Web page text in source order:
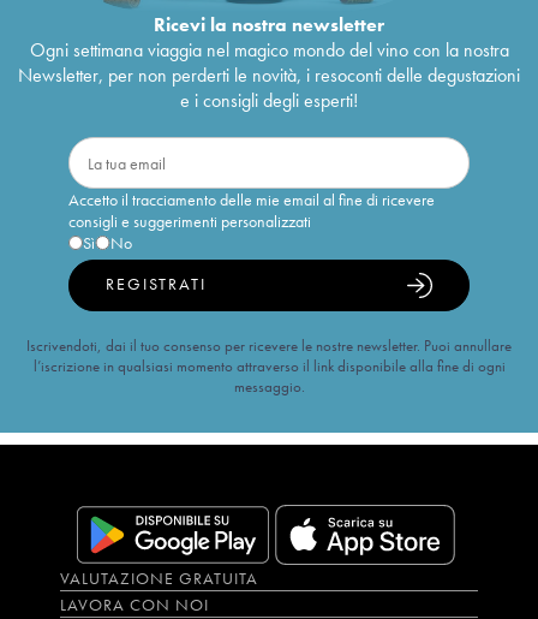
Ricevi la nostra newsletter
Ogni settimana viaggia nel magico mondo del vino con la nostra
Newsletter, per non perderti le novità, i resoconti delle degustazioni
e i consigli degli esperti!
Accetto il tracciamento delle mie email al fine di ricevere
consigli e suggerimenti personalizzati
Sì
No
REGISTRATI
Iscrivendoti, dai il tuo consenso per ricevere le nostre newsletter. Puoi annullare
l’iscrizione in qualsiasi momento attraverso il link disponibile alla fine di ogni
messaggio.
VALUTAZIONE GRATUITA
LAVORA CON NOI